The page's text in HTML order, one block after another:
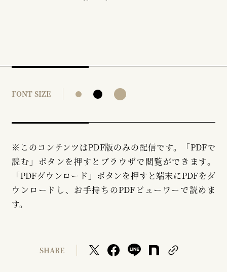
FONT SIZE
※このコンテンツはPDF版のみの配信です。「PDFで
読む」ボタンを押すとブラウザで閲覧ができます。
「PDFダウンロード」ボタンを押すと端末にPDFをダ
ウンロードし、お手持ちのPDFビューワーで読めま
す。
SHARE